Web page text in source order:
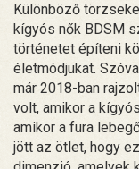
Különböző
kígyós nők BDSM
történetet építeni
életmódjukat.
már 2018-ban
volt, amikor a
amikor a fura
jött az ötlet, hogy